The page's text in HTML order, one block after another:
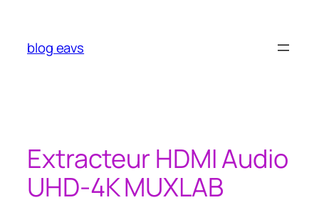
contenu
blog eavs
Extracteur HDMI Audio
UHD-4K MUXLAB